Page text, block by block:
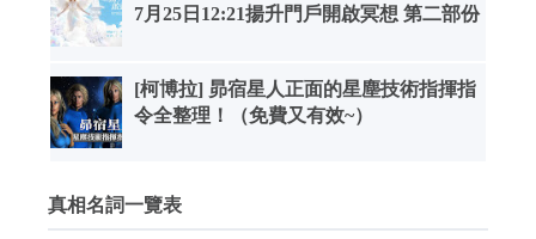
7月25日12:21揚升門戶開啟冥想 第二部份
[柯博拉] 昴宿星人正面的星塵技術指揮指
令全整理！（免費又有效~）
真相名詞一覽表